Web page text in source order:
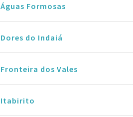
Águas Formosas
Dores do Indaiá
Fronteira dos Vales
Itabirito